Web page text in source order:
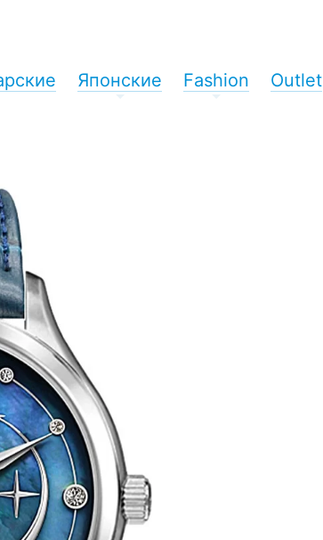
Японские Fashion Outlet